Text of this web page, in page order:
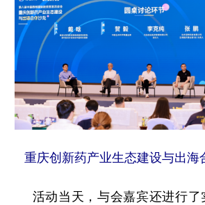
重庆创新药产业生态建设与出海
活动当天，与会嘉宾还进行了